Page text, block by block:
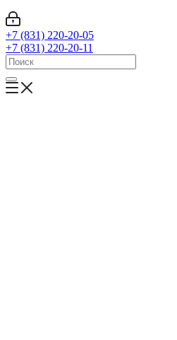
+7 (831) 220-20-05
+7 (831) 220-20-11